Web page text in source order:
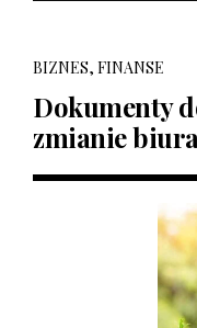
BIZNES, FINANSE
Dokumenty
zmianie